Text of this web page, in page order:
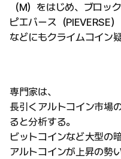
（M）をはじめ、ブロッ
ピエバース（PIEVERSE）
などにもクライムコイン
専門家は、
長引くアルトコイン市場
ると分析する。
ビットコインなど大型の
アルトコインが上昇の勢